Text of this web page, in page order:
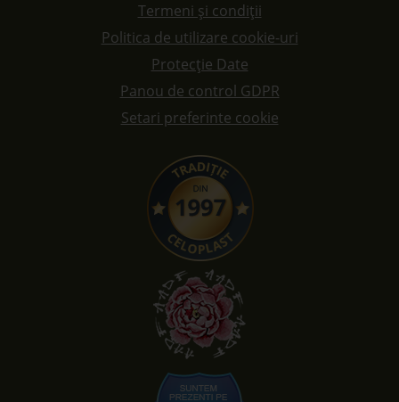
Termeni și condiții
Politica de utilizare cookie-uri
Protecție Date
Panou de control GDPR
Setari preferinte cookie